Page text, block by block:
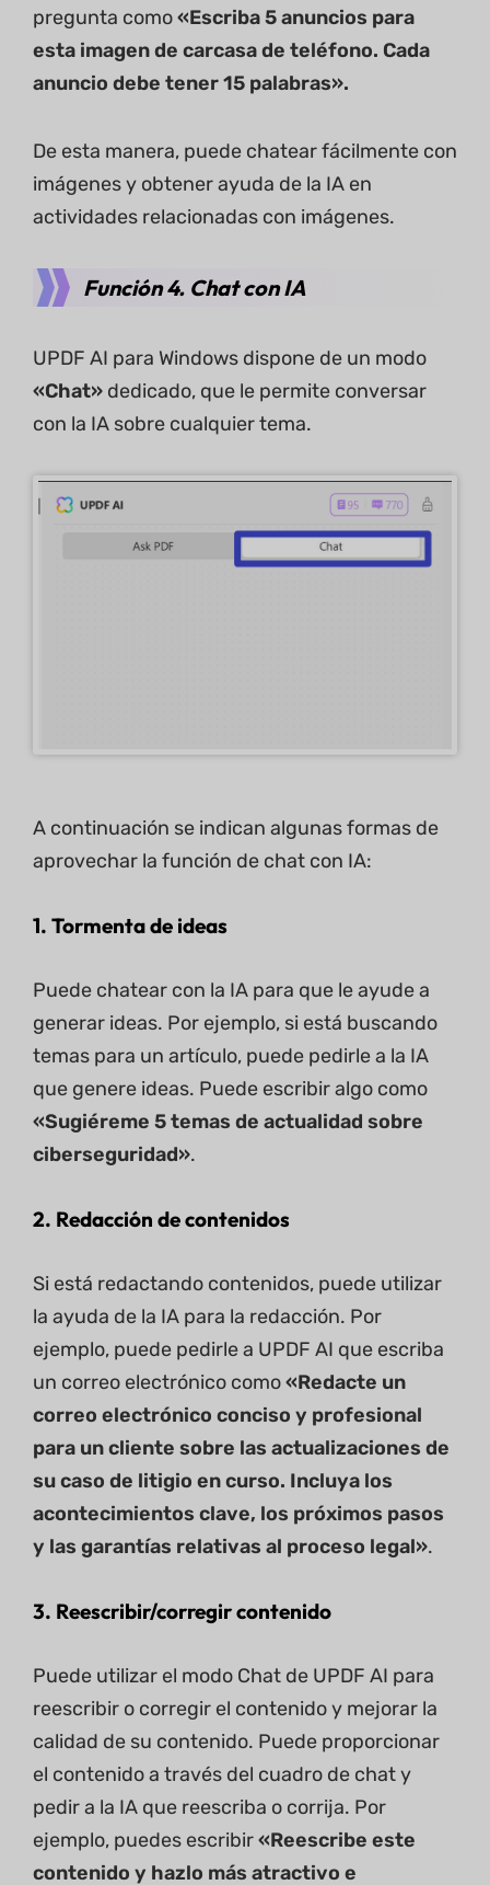
pregunta como«Escriba 5 anuncios para
esta imagen de carcasa de teléfono. Cada
anuncio debe tener 15 palabras».
De esta manera, puede chatear fácilmente con
imágenes y obtener ayuda de la IA en
actividades relacionadas con imágenes.
Función 4. Chat con IA
UPDF AI para Windows dispone de un modo
«Chat» dedicado, que le permite conversar
con la IA sobre cualquier tema.
A continuación se indican algunas formas de
aprovechar la función de chat con IA:
1. Tormenta de ideas
Puede chatear con la IA para que le ayude a
generar ideas. Por ejemplo, si está buscando
temas para un artículo, puede pedirle a la IA
que genere ideas. Puede escribir algo como
«Sugiéreme 5 temas de actualidad sobre
ciberseguridad».
2. Redacción de contenidos
Si está redactando contenidos, puede utilizar
la ayuda de la IA para la redacción. Por
ejemplo, puede pedirle a UPDF AI que escriba
un correo electrónico como«Redacte un
correo electrónico conciso y profesional
para un cliente sobre las actualizaciones de
su caso de litigio en curso. Incluya los
acontecimientos clave, los próximos pasos
y las garantías relativas al proceso legal».
3. Reescribir/corregir contenido
Puede utilizar el modo Chat de UPDF AI para
reescribir o corregir el contenido y mejorar la
calidad de su contenido. Puede proporcionar
el contenido a través del cuadro de chat y
pedir a la IA que reescriba o corrija. Por
ejemplo, puedes escribir«Reescribe este
contenido y hazlo más atractivo e